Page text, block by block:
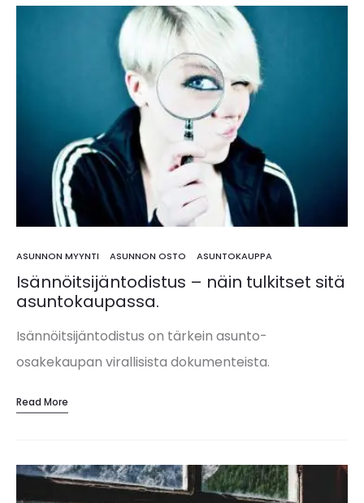
ASUNNON MYYNTI ASUNNON OSTO ASUNTOKAUPPA
Isännöitsijäntodistus – näin tulkitset sitä
asuntokaupassa.
Isännöitsijäntodistus on tärkein asunto-
osakekaupan virallisista dokumenteista.
isännöitsijä ja se saa olla kaupanteossa enintään
viralllisina liitteinä ovat: Asunto-osakeyhtiön PTS eli
pitkän tähtäimen…
Read More